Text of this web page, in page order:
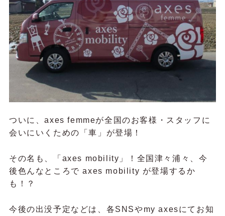
ついに、axes femmeが全国のお客様・スタッフに
会いにいくための「車」が登場！
その名も、「axes mobility」！全国津々浦々、今
後色んなところで axes mobility が登場するか
も！？
今後の出没予定などは、各SNSやmy axesにてお知